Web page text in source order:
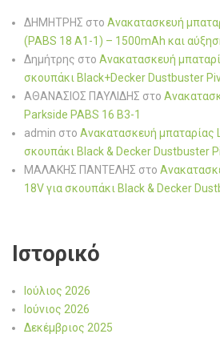
ΔΗΜΗΤΡΗΣ στο Ανακατασκευή
(PABS 18 A1-1) – 1500mAh και
Δημήτρης στο Ανακατασκευή
σκουπάκι Black+Decker Dustbuster
ΑΘΑΝΑΣΙΟΣ ΠΑΥΛΙΔΗΣ στο
Parkside PABS 16 B3-1
admin στο Ανακατασκευή μπαταρίας
σκουπάκι Black & Decker Dustbuster
ΜΑΛΑΚΗΣ ΠΑΝΤΕΛΗΣ στο
18V για σκουπάκι Black & Decker
Ιστορικό
Ιούλιος 2026
Ιούνιος 2026
Δεκέμβριος 2025